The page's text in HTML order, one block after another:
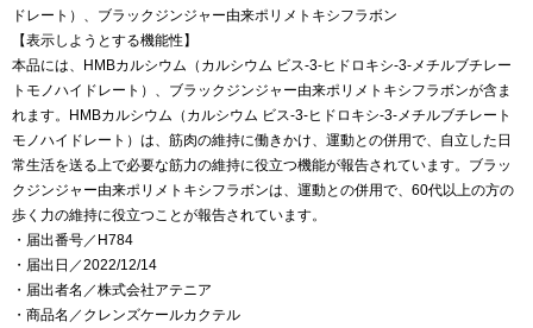
ドレート）、ブラックジンジャー由来ポリメトキシフラボン
【表示しようとする機能性】
本品には、HMBカルシウム（カルシウム ビス-3-ヒドロキシ-3-メチルブチレー
トモノハイドレート）、ブラックジンジャー由来ポリメトキシフラボンが含ま
れます。HMBカルシウム（カルシウム ビス-3-ヒドロキシ-3-メチルブチレート
モノハイドレート）は、筋肉の維持に働きかけ、運動との併用で、自立した日
常生活を送る上で必要な筋力の維持に役立つ機能が報告されています。ブラッ
クジンジャー由来ポリメトキシフラボンは、運動との併用で、60代以上の方の
歩く力の維持に役立つことが報告されています。
・届出番号／H784
・届出日／2022/12/14
・届出者名／株式会社アテニア
・商品名／クレンズケールカクテル